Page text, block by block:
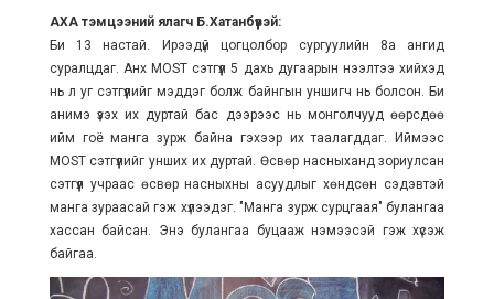
АХА тэмцээний ялагч Б.Хатанбүүвэй:
Би 13 настай. Ирээдүй цогцолбор сургуулийн 8а ангид
суралцдаг. Анх MOST сэтгүүл 5 дахь дугаарын нээлтээ хийхэд
нь л уг сэтгүүлийг мэддэг болж байнгын уншигч нь болсон. Би
анимэ үзэх их дуртай бас дээрээс нь монголчууд өөрсдөө
ийм гоё манга зурж байна гэхээр их таалагддаг. Иймээс
MOST сэтгүүлийг унших их дуртай. Өсвөр насныханд зориулсан
сэтгүүл учраас өсвөр насныхны асуудлыг хөндсөн сэдэвтэй
манга зураасай гэж хүлээдэг. "Манга зурж сурцгаая" булангаа
хассан байсан. Энэ булангаа буцааж нэмээсэй гэж хүсэж
байгаа.